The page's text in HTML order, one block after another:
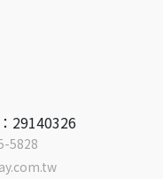
29140326
5828